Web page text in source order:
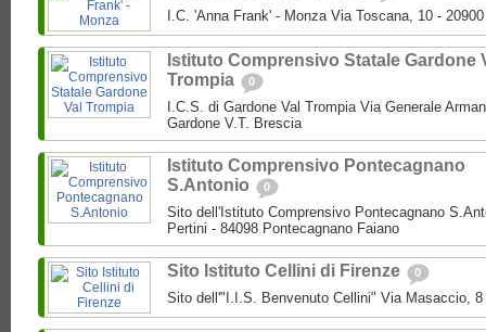
I.C. 'Anna Frank' - Monza Via Toscana, 10 -
Istituto Comprensivo Statale Gardone
Trompia
0
I.C.S. di Gardone Val Trompia Via Generale
Gardone V.T. Brescia
Istituto Comprensivo Pontecagnano
S.Antonio
0
Sito dell'Istituto Comprensivo Pontecagnano
Pertini - 84098 Pontecagnano Faiano
Sito Istituto Cellini di Firenze 0
Sito dell'"I.I.S. Benvenuto Cellini" Via Masaccio, 8